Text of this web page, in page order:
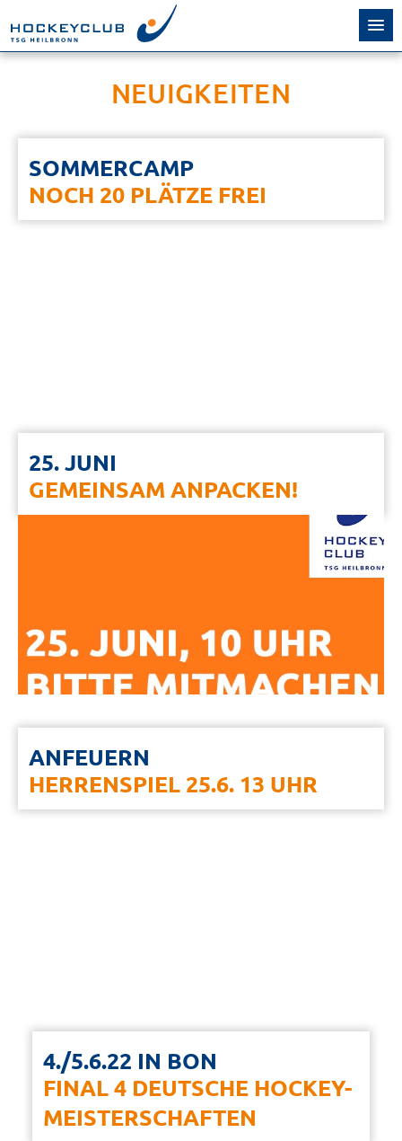
NEUIGKEITEN
SOMMERCAMP
NOCH 20 PLÄTZE FREI
25. JUNI
GEMEINSAM ANPACKEN!
ANFEUERN
HERRENSPIEL 25.6. 13 UHR
4./5.6.22 IN BON
FINAL 4 DEUTSCHE HOCKEY-
MEISTERSCHAFTEN